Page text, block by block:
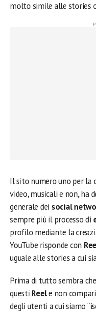
molto simile alle stories
Il sito numero uno per la
video, musicali e non, ha
generale dei social
sempre più il processo di
profilo mediante la
YouTube risponde con
uguale alle stories a cui
Prima di tutto sembra
questi Reele non
degli utenti a cui siamo